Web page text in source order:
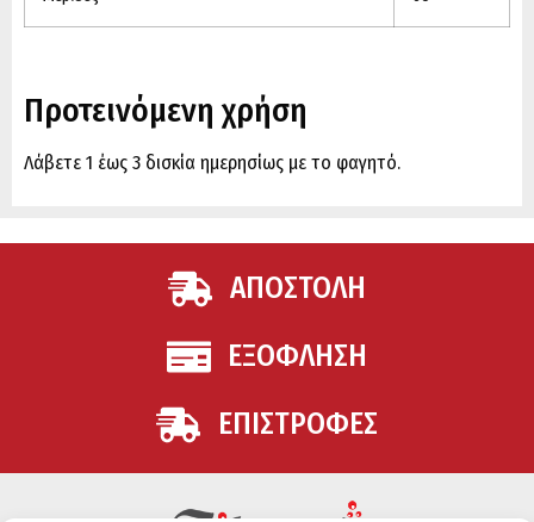
Προτεινόμενη χρήση
Λάβετε 1 έως 3 δισκία ημερησίως με το φαγητό.
ΑΠΟΣΤΟΛΗ
ΕΞΟΦΛΗΣΗ
ΕΠΙΣΤΡΟΦΕΣ